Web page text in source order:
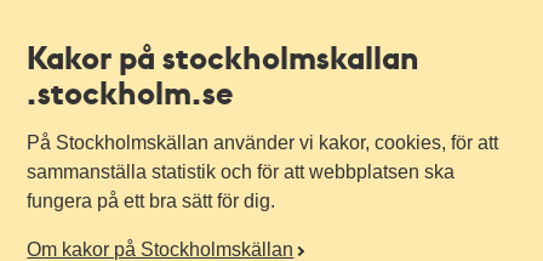
Kakor på stockholmskallan
.stockholm.se
På Stockholmskällan använder vi kakor, cookies, för att
sammanställa statistik och för att webbplatsen ska
fungera på ett bra sätt för dig.
Om kakor på Stockholmskällan